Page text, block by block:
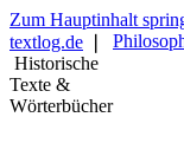
Zum Hauptinhalt
textlog.de
Historische
Texte &
Wörterbücher